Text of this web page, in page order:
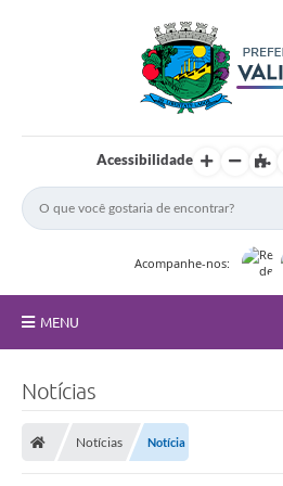
Acessibilidade
Acompanhe-nos:
MENU
Notícias
Notícias Notícia